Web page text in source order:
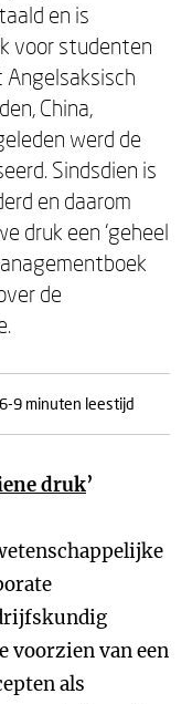
en is
voor studenten
Angelsaksisch
China,
werd de
Sindsdien is
en daarom
druk een ‘geheel
de
6-9 minuten leestijd
druk’
voorzien van een
als